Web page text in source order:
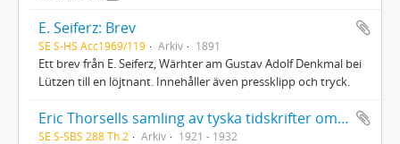
E. Seiferz: Brev
SE S-HS Acc1969/119 Arkiv 1891
Ett brev från E. Seiferz, Wärhter am Gustav Adolf Denkmal bei
Lützen till en löjtnant. Innehåller även pressklipp och tryck.
Eric Thorsells samling av tyska tidskrifter om homosexualitet
SE S-SBS 288 Th 2 Arkiv 1921 - 1932